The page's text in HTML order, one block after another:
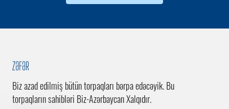
ZƏFƏR
Biz azad edilmiş bütün torpaqları bərpa edəcəyik. Bu
torpaqların sahibləri Biz-Azərbaycan Xalqıdır.